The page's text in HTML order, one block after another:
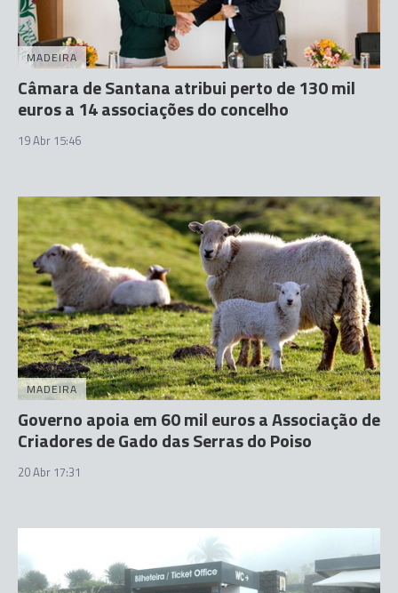
MADEIRA
Câmara de Santana atribui perto de 130 mil
euros a 14 associações do concelho
19 Abr 15:46
MADEIRA
Governo apoia em 60 mil euros a Associação de
Criadores de Gado das Serras do Poiso
20 Abr 17:31